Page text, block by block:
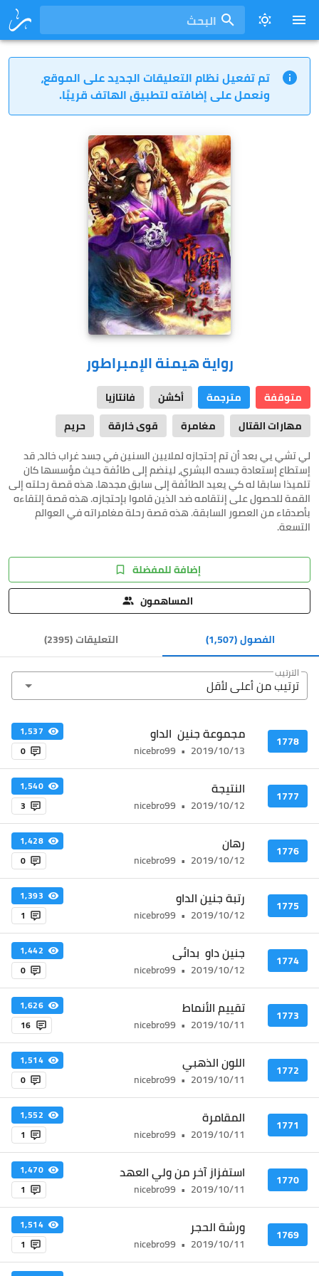
البحث
تم تفعيل نظام التعليقات الجديد على الموقع،
ونعمل على إضافته لتطبيق الهاتف قريبًا.
رواية هيمنة الإمبراطور
متوقفة مترجمة أكشن
فانتازيا
مهارات القتال
مغامرة قوى خارقة
حريم
لي تشي يي بعد أن تم إحتجازه لملايين السنين في جسد غراب خالد، قد
إستطاع إستعادة جسده البشري، لينضم إلى طائفة حيث مؤسسها كان
تلميذا سابقا له كي يعيد الطائفة إلى سابق مجدها. هذه قصة رحلته إلى
القمة للحصول على إنتقامه ضد الذين قاموا بإحتجازه. هذه قصة إلتقاءه
بأصدقاء من العصور السابقة. هذه قصة رحلة مغامراته في العوالم
التسعة.
إضافة للمفضلة
المساهمون
الفصول(1,507) التعليقات(
2395
)
الترتيب
ترتيب من أعلى ﻷقل
1778 مجموعة جنين الداو
2019/10/13
•
nicebro99
1,537
0
1777 النتيجة
2019/10/12
•
nicebro99
1,540
3
1776 رهان
2019/10/12
•
nicebro99
1,428
0
1775 رتبة جنين الداو
2019/10/12
•
nicebro99
1,393
1
1774 جنين داو بدائى
2019/10/12
•
nicebro99
1,442
0
1773 تقييم الأنماط
2019/10/11
•
nicebro99
1,626
16
1772 اللون الذهبي
2019/10/11
•
nicebro99
1,514
0
1771 المقامرة
2019/10/11
•
nicebro99
1,552
1
1770 استفزاز آخر من ولي العهد
2019/10/11
•
nicebro99
1,470
1
1769 ورشة الحجر
2019/10/11
•
nicebro99
1,514
1